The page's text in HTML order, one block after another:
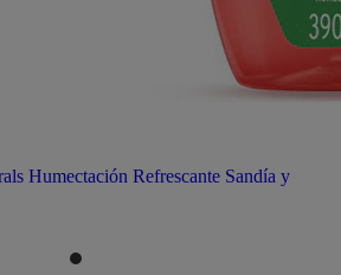
Humectación Refrescante Sandía y